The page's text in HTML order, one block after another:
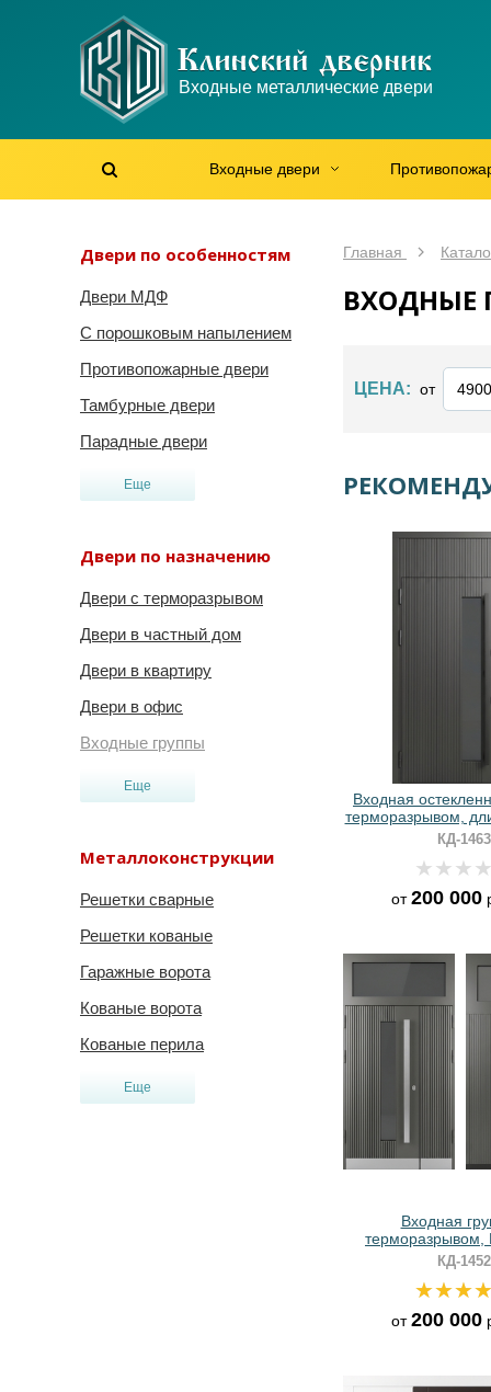
Входные металлические двери
Входные двери
Двери по особенностям
Двери МДФ
С порошковым напылением
Противопожарные двери
Тамбурные двери
Парадные двери
Еще
Двери по назначению
Двери с терморазрывом
Двери в частный дом
Двери в квартиру
Двери в офис
Входные группы
Еще
Металлоконструкции
Решетки сварные
Решетки кованые
Гаражные ворота
Кованые ворота
Кованые перила
Еще
Главная
ВХОДНЫЕ
ЦЕНА: от
Входная
терморазрывом,
и панелями МДФ
линейным
КД-1463
от200 000
Входная
терморазрывом,
остеклением,
бугельными
КД-1452
от200 000
Max
Мы онлайн!
WhatsApp
Мы онлайн!
Telegram
Мы онлайн!
Max
Мы онлайн!
WhatsApp
Мы онлайн!